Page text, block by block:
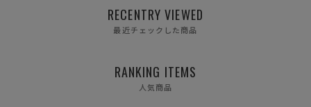
RECENTRY VIEWED
最近チェックした商品
RANKING ITEMS
人気商品